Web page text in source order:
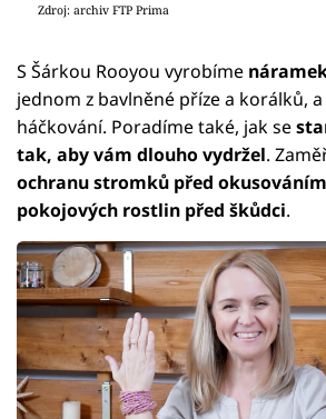
Zdroj: archiv FTP Prima
S Šárkou Rooyou vyrobíme
jednom z bavlněné příze a korálků,
háčkování. Poradíme také, jak se
tak, aby vám dlouho vydržel.
ochranu stromků před okusováním
pokojových rostlin před škůdci.